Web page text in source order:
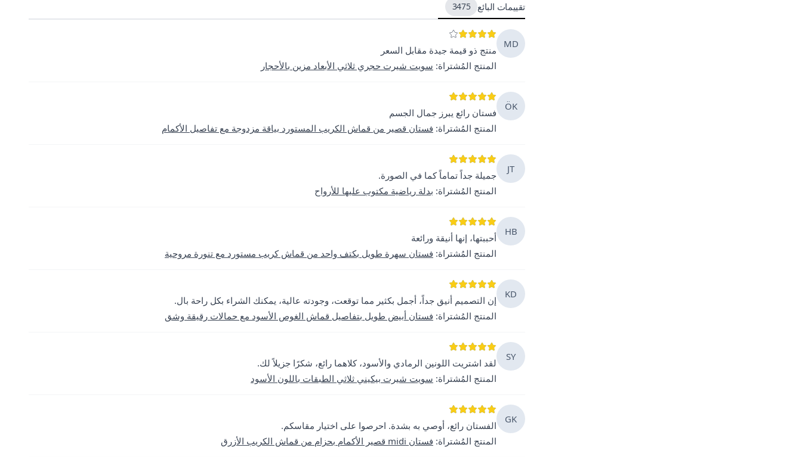
تقييمات البائع 3475
MD
منتج ذو قيمة جيدة مقابل السعر
المنتج المُشتراة: سويت شيرت حجري ثلاثي الأبعاد مزين بالأحجار
ÖK
فستان رائع يبرز جمال الجسم
المنتج المُشتراة: فستان قصير من قماش الكريب المستورد بياقة مزدوجة مع تفاصيل الأكمام
JT
جميلة جداً تماماً كما في الصورة.
المنتج المُشتراة: بدلة رياضية مكتوب عليها للأرواح
HB
أحببتها، إنها أنيقة ورائعة
المنتج المُشتراة: فستان سهرة طويل بكتف واحد من قماش كريب مستورد مع تنورة مروحية
KD
إن التصميم أنيق جداً، أجمل بكثير مما توقعت، وجودته عالية، يمكنك الشراء بكل راحة بال.
المنتج المُشتراة: فستان أبيض طويل بتفاصيل قماش الغوص الأسود مع حمالات رقيقة وشق
SY
لقد اشتريت اللونين الرمادي والأسود، كلاهما رائع، شكرًا جزيلاً لك.
المنتج المُشتراة: سويت شيرت بيكيني ثلاثي الطبقات باللون الأسود
GK
الفستان رائع، أوصي به بشدة. احرصوا على اختيار مقاسكم.
المنتج المُشتراة: فستان midi قصير الأكمام بحزام من قماش الكريب الأزرق